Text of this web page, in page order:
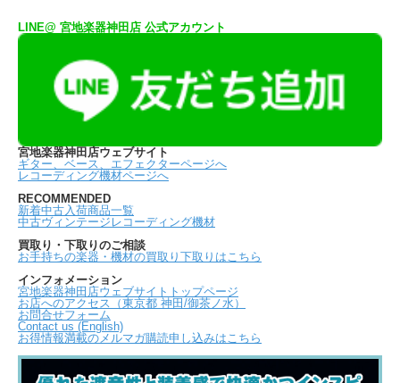
LINE@ 宮地楽器神田店 公式アカウント
宮地楽器神田店ウェブサイト
ギター、ベース、エフェクターページへ
レコーディング機材ページへ
RECOMMENDED
新着中古入荷商品一覧
中古ヴィンテージレコーディング機材
買取り・下取りのご相談
お手持ちの楽器・機材の買取り下取りはこちら
インフォメーション
宮地楽器神田店ウェブサイトトップページ
お店へのアクセス（東京都 神田/御茶ノ水）
お問合せフォーム
Contact us (English)
お得情報満載のメルマガ購読申し込みはこちら